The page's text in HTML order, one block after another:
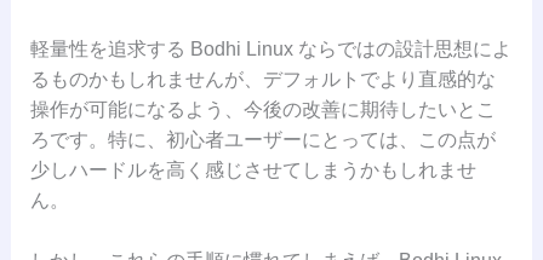
軽量性を追求する Bodhi Linux ならではの設計思想によ
るものかもしれませんが、デフォルトでより直感的な
操作が可能になるよう、今後の改善に期待したいとこ
ろです。特に、初心者ユーザーにとっては、この点が
少しハードルを高く感じさせてしまうかもしれませ
ん。